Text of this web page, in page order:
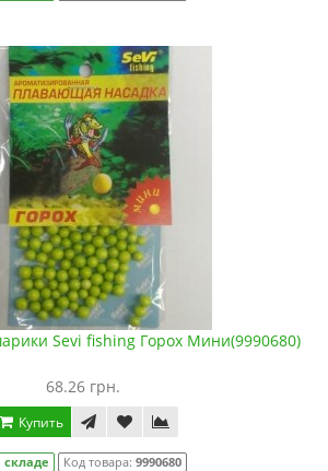
Sevi fishing Горох Мини(9990680)
68.26 грн.
Купить
складе Код товара: 9990680